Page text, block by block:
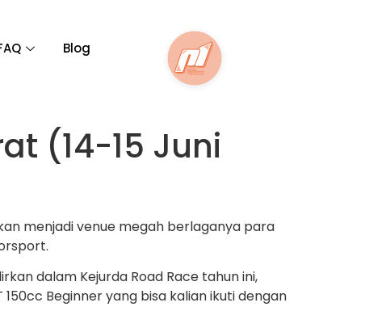
Blog
(14-15 Juni
menjadi venue megah berlaganya para
dalam Kejurda Road Race tahun ini,
Beginner yang bisa kalian ikuti dengan